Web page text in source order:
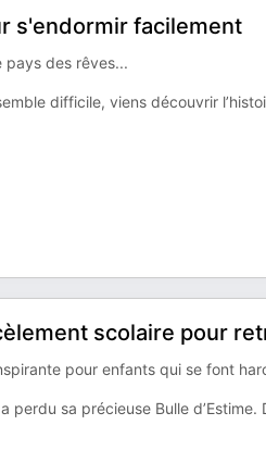
s'endormir facilement
pays des rêves...
difficile, viens découvrir
scolaire pour
pour enfants qui se font
perdu sa précieuse Bulle